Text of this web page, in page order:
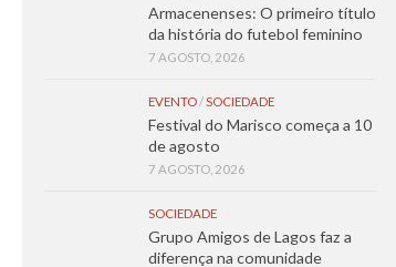
Armacenenses: O primeiro título
da história do futebol feminino
7 AGOSTO, 2026
EVENTO/SOCIEDADE
Festival do Marisco começa a 10
de agosto
7 AGOSTO, 2026
SOCIEDADE
Grupo Amigos de Lagos faz a
diferença na comunidade